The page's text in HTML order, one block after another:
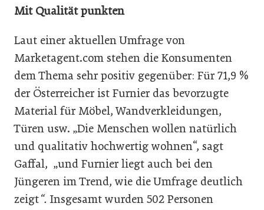
Mit Qualität punkten
Laut einer aktuellen Umfrage von
Marketagent.com stehen die Konsumenten
dem Thema sehr positiv gegenüber: Für 71,9 %
der Österreicher ist Furnier das bevorzugte
Material für Möbel, Wandverkleidungen,
Türen usw. „Die Menschen wollen natürlich
und qualitativ hochwertig wohnen“, sagt
Gaffal, „und Furnier liegt auch bei den
Jüngeren im Trend, wie die Umfrage deutlich
zeigt“. Insgesamt wurden 502 Personen